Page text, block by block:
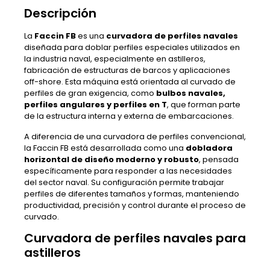
Descripción
La Faccin FBes una curvadora de perfiles navales
diseñada para doblar perfiles especiales utilizados en
la industria naval, especialmente en astilleros,
fabricación de estructuras de barcos y aplicaciones
off-shore. Esta máquina está orientada al curvado de
perfiles de gran exigencia, como bulbos navales,
perfiles angulares y perfiles en T, que forman parte
de la estructura interna y externa de embarcaciones.
A diferencia de una curvadora de perfiles convencional,
la Faccin FB está desarrollada como una dobladora
horizontal de diseño moderno y robusto, pensada
específicamente para responder a las necesidades
del sector naval. Su configuración permite trabajar
perfiles de diferentes tamaños y formas, manteniendo
productividad, precisión y control durante el proceso de
curvado.
Curvadora de perfiles navales para
astilleros